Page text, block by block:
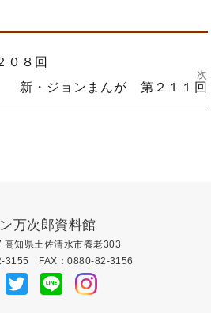
０８回
次
新・ジョンまんが 第２１１回
万次郎資料館
知県土佐清水市養老303
3155 FAX：0880-82-3156
Facebook
Twitter Line